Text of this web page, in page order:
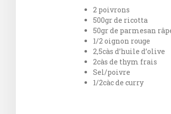
2 poivrons
500gr de ricotta
50gr de parmesan
1/2 oignon rouge
2,5càs d’huile d’olive
2càs de thym frais
Sel/poivre
1/2càc de curry